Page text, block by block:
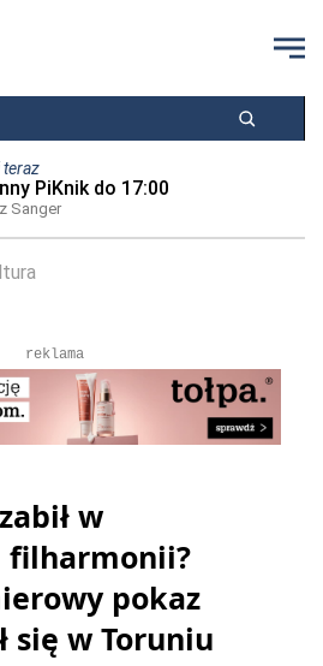
teraz
PiKnik do 17:00
Sanger
reklama
w
filharmonii?
pokaz
się w Toruniu